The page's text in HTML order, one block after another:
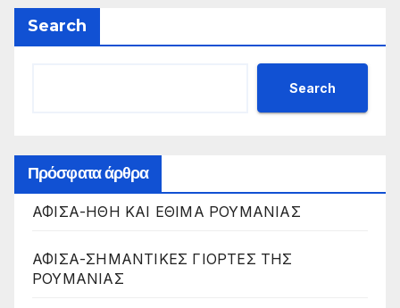
Search
Search
Πρόσφατα άρθρα
ΑΦΙΣΑ-ΗΘΗ ΚΑΙ ΕΘΙΜΑ ΡΟΥΜΑΝΙΑΣ
ΑΦΙΣΑ-ΣΗΜΑΝΤΙΚΕΣ ΓΙΟΡΤΕΣ ΤΗΣ
ΡΟΥΜΑΝΙΑΣ